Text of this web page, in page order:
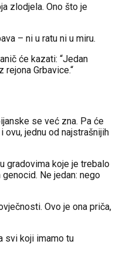
zlodjela. Ono što je
– ni u ratu ni u miru.
će kazati: “Jedan
Grbavice.“
se već zna. Pa će
jednu od najstrašnijih
gradovima koje je trebalo
Ne jedan: nego
Ovo je ona priča,
svi koji imamo tu